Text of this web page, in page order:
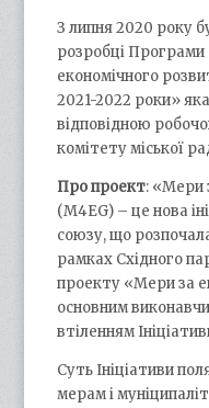
З липня 2020 року
розробці Програми
економічного
2021-2022 роки»
відповідною
комітету міської
Про проект: «Мери
(M4EG) – це нова
союзу, що розпочала
рамках Східного
проекту «Мери за
основним
втіленням
Суть Ініціативи
мерам і